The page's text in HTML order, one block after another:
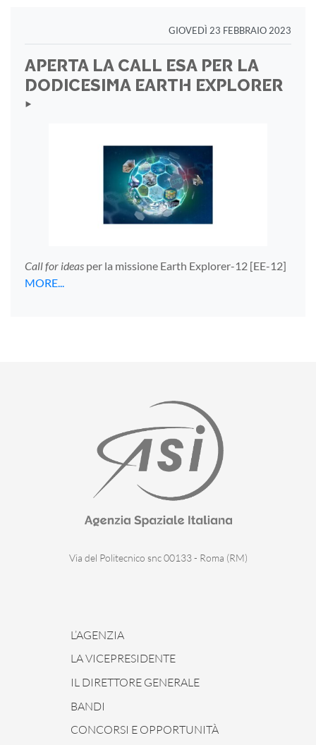
GIOVEDÌ 23 FEBBRAIO 2023
APERTA LA CALL ESA PER LA
DODICESIMA EARTH EXPLORER
‣
Call for ideas per la missione Earth Explorer-12 [EE-12]
MORE...
Via del Politecnico snc 00133 - Roma (RM)
L’AGENZIA
LA VICEPRESIDENTE
IL DIRETTORE GENERALE
BANDI
CONCORSI E OPPORTUNITÀ